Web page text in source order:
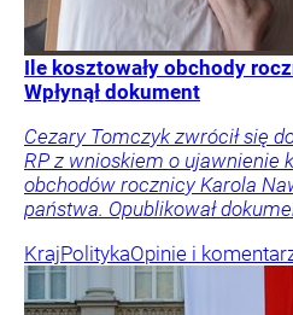
Ile kosztowały obchody
Wpłynął dokument
Cezary Tomczyk zwrócił się
RP z wnioskiem o ujawnienie
obchodów rocznicy Karola
państwa. Opublikował
KrajPolitykaOpinie i